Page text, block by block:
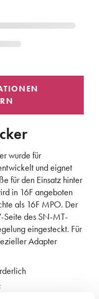
wurde für
und eignet
für den Einsatz hinter
in 16F angeboten
als 16F MPO. Der
Seite des SN-MT-
eingesteckt. Für
Adapter